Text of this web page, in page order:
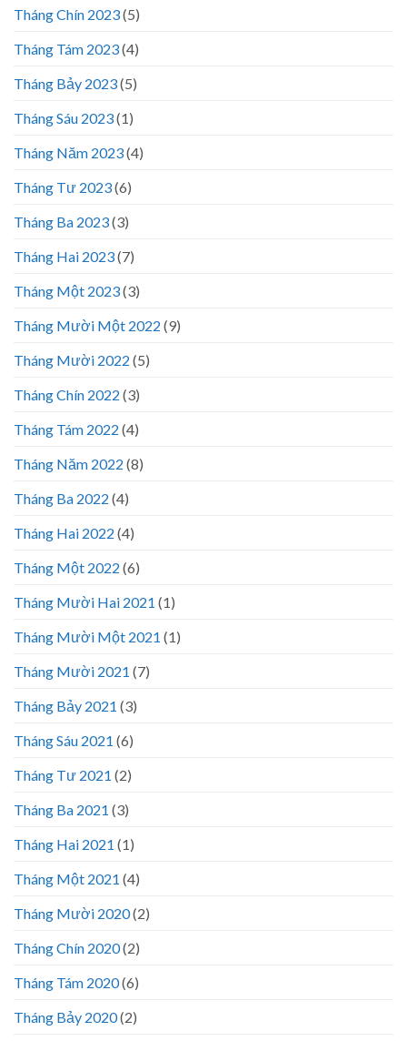
Tháng Chín 2023(5)
Tháng Tám 2023(4)
Tháng Bảy 2023(5)
Tháng Sáu 2023(1)
Tháng Năm 2023(4)
Tháng Tư 2023(6)
Tháng Ba 2023(3)
Tháng Hai 2023(7)
Tháng Một 2023(3)
Tháng Mười Một 2022 (9)
Tháng Mười 2022 (5)
Tháng Chín 2022 (3)
Tháng Tám 2022 (4)
Tháng Năm 2022 (8)
Tháng Ba 2022 (4)
Tháng Hai 2022 (4)
Tháng Một 2022 (6)
Tháng Mười Hai 2021 (1)
Tháng Mười Một 2021 (1)
Tháng Mười 2021 (7)
Tháng Bảy 2021 (3)
Tháng Sáu 2021 (6)
Tháng Tư 2021 (2)
Tháng Ba 2021 (3)
Tháng Hai 2021 (1)
Tháng Một 2021 (4)
Tháng Mười 2020(2)
Tháng Chín 2020(2)
Tháng Tám 2020(6)
Tháng Bảy 2020(2)